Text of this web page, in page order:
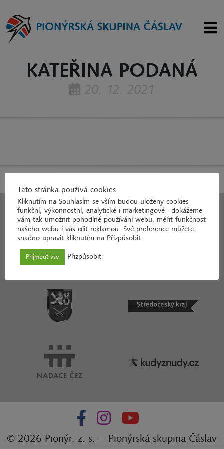
KATEŘINA PODANÁ
20. 12. 2021
Děkujeme za podporu!
© 2026 Pionýr, z. s. — Pionýrská skupina Čáslav
Tato stránka používá cookies
Kliknutím na Souhlasím se vším budou uloženy cookies
funkční, výkonnostní, analytické i marketingové - dokážeme
vám tak umožnit pohodlné používání webu, měřit funkčnost
našeho webu i vás cílit reklamou. Své preference můžete
snadno upravit kliknutím na Přizpůsobit.
Přijmout vše Přizpůsobit